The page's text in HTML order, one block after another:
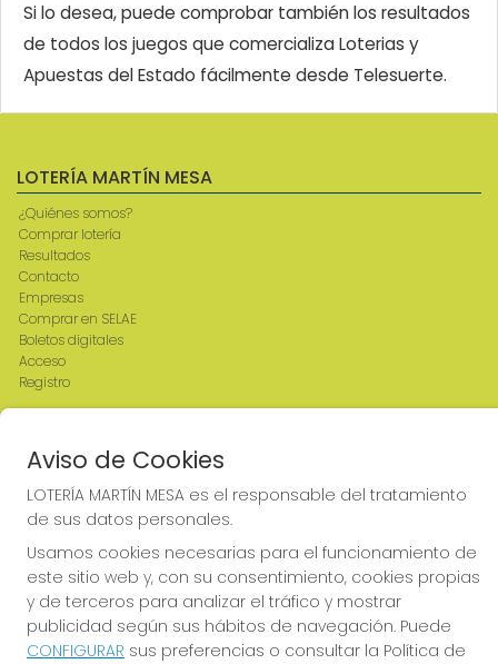
Si lo desea, puede comprobar también los resultados
de todos los juegos que comercializa Loterias y
Apuestas del Estado fácilmente desde Telesuerte.
LOTERÍA MARTÍN MESA
¿Quiénes somos?
Comprar lotería
Resultados
Contacto
Empresas
Comprar en SELAE
Boletos digitales
Acceso
Registro
CONTACTO
ADMINISTRACION DE LOTERIAS: 2-CIUDAD RODRIGO -
RECEPTOR OFICIAL: 64380
923482019
web@admon2martinmesa.es
Aviso de Cookies
LOTERÍA MARTÍN MESA es el responsable del tratamiento
de sus datos personales.
Usamos cookies necesarias para el funcionamiento de
este sitio web y, con su consentimiento, cookies propias
y de terceros para analizar el tráfico y mostrar
publicidad según sus hábitos de navegación. Puede
CONFIGURAR sus preferencias o consultar la Política de